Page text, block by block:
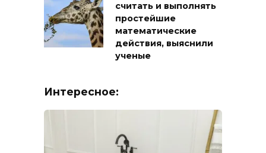
считать и выполнять
простейшие
математические
действия, выяснили
ученые
Интересное: